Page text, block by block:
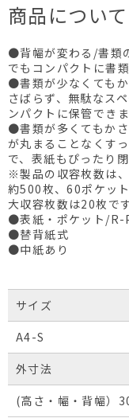
商品について
●背幅が変わる/書類
でもコンパクトに書
●書類が少なくても
さばらず、無駄なス
ンパクトに保管できま
●書類が多くてもか
が丸まることなくす
で、表紙もぴったり
※製品の収容枚数は
約500枚、60ポケッ
大収容枚数は20枚で
●表紙・ポケット/R-
●替背紙式
●中紙あり
サイズ
A4-S
外寸法
(高さ・幅・背幅）